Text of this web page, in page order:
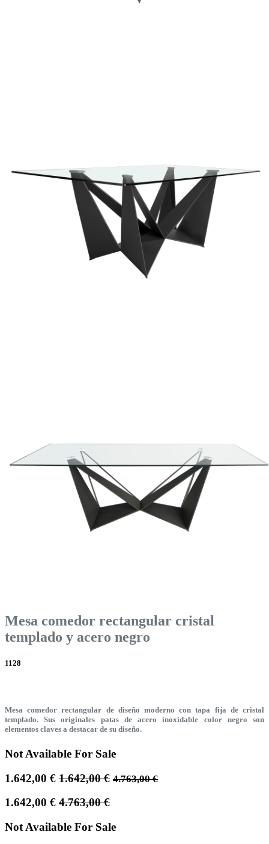
Mesa comedor rectangular cristal
templado y acero negro
1128
Mesa comedor rectangular de diseño moderno con tapa fija de cristal
templado. Sus originales patas de acero inoxidable color negro son
elementos claves a destacar de su diseño.
Not Available For Sale
1.642,00 € 1.642,00€ 4.763,00€
1.642,00 € 4.763,00€
Not Available For Sale